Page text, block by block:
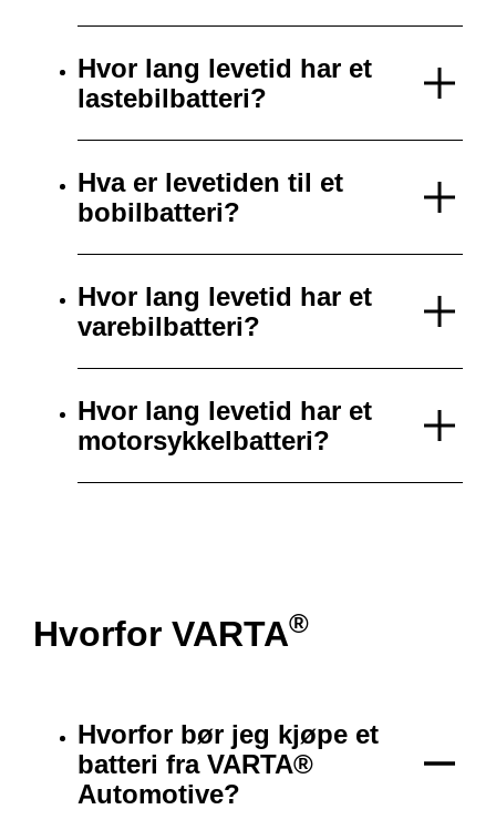
Hvor lang levetid har et
lastebilbatteri?
Hva er levetiden til et
bobilbatteri?
Hvor lang levetid har et
varebilbatteri?
Hvor lang levetid har et
motorsykkelbatteri?
Hvorfor VARTA®
Hvorfor bør jeg kjøpe et
batteri fra VARTA®
Automotive?